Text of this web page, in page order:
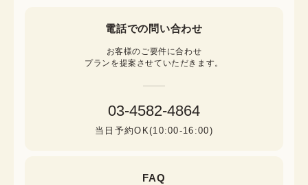
電話での問い合わせ
お客様のご要件に合わせ
プランを提案させていただきます。
03-4582-4864
当日予約OK(10:00-16:00)
FAQ